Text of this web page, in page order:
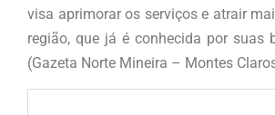
visa aprimorar os serviços e atrair
região, que já é conhecida por suas
(Gazeta Norte Mineira – Montes